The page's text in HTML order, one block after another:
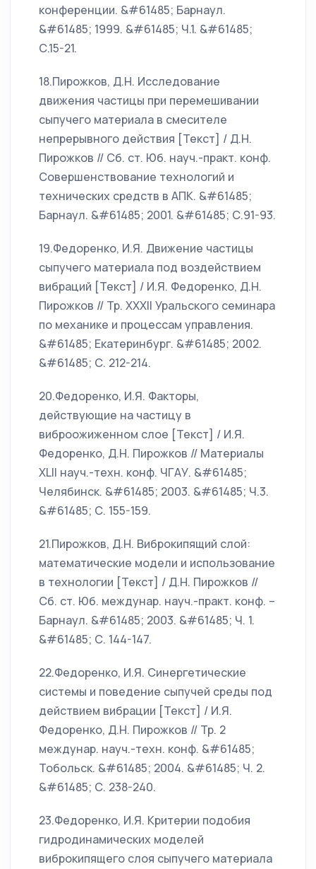
конференции. &#61485; Барнаул.
&#61485; 1999. &#61485; Ч.1. &#61485;
С.15-21.
18.Пирожков, Д.Н. Исследование
движения частицы при перемешивании
сыпучего материала в смесителе
непрерывного действия [Текст] / Д.Н.
Пирожков // Сб. ст. Юб. науч.-практ. конф.
Совершенствование технологий и
технических средств в АПК. &#61485;
Барнаул. &#61485; 2001. &#61485; С.91-93.
19.Федоренко, И.Я. Движение частицы
сыпучего материала под воздействием
вибраций [Текст] / И.Я. Федоренко, Д.Н.
Пирожков // Тр. ХХХII Уральского семинара
по механике и процессам управления.
&#61485; Екатеринбург. &#61485; 2002.
&#61485; С. 212-214.
20.Федоренко, И.Я. Факторы,
действующие на частицу в
виброожиженном слое [Текст] / И.Я.
Федоренко, Д.Н. Пирожков // Материалы
XLII науч.-техн. конф. ЧГАУ. &#61485;
Челябинск. &#61485; 2003. &#61485; Ч.3.
&#61485; С. 155-159.
21.Пирожков, Д.Н. Виброкипящий слой:
математические модели и использование
в технологии [Текст] / Д.Н. Пирожков //
Сб. ст. Юб. междунар. науч.-практ. конф. –
Барнаул. &#61485; 2003. &#61485; Ч. 1.
&#61485; С. 144-147.
22.Федоренко, И.Я. Синергетические
системы и поведение сыпучей среды под
действием вибрации [Текст] / И.Я.
Федоренко, Д.Н. Пирожков // Тр. 2
междунар. науч.-техн. конф. &#61485;
Тобольск. &#61485; 2004. &#61485; Ч. 2.
&#61485; С. 238-240.
23.Федоренко, И.Я. Критерии подобия
гидродинамических моделей
виброкипящего слоя сыпучего материала